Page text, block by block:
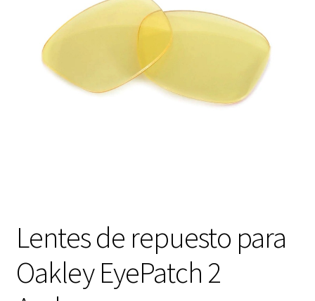
Lentes de repuesto para
Oakley EyePatch 2